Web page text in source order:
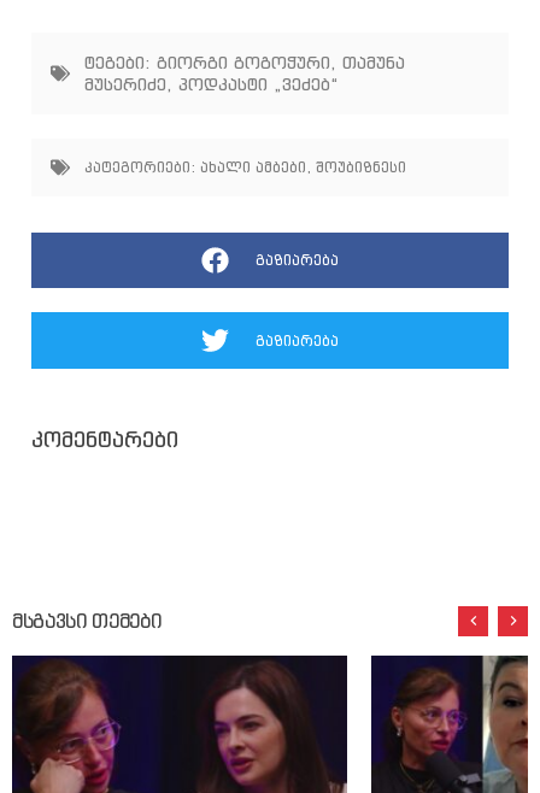
ტეგები: გიორგი გოგოჭური
თამუნა
მუსერიძე
პოდკასტი „ვეძებ“
კატეგორიები: ახალი ამბები , შოუბიზნესი
გაზიარება
გაზიარება
კომენტარები
მსგავსი თემები